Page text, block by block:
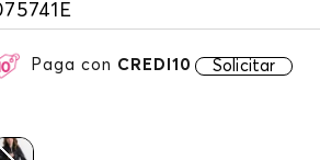
Paga con CREDI10 Solicitar